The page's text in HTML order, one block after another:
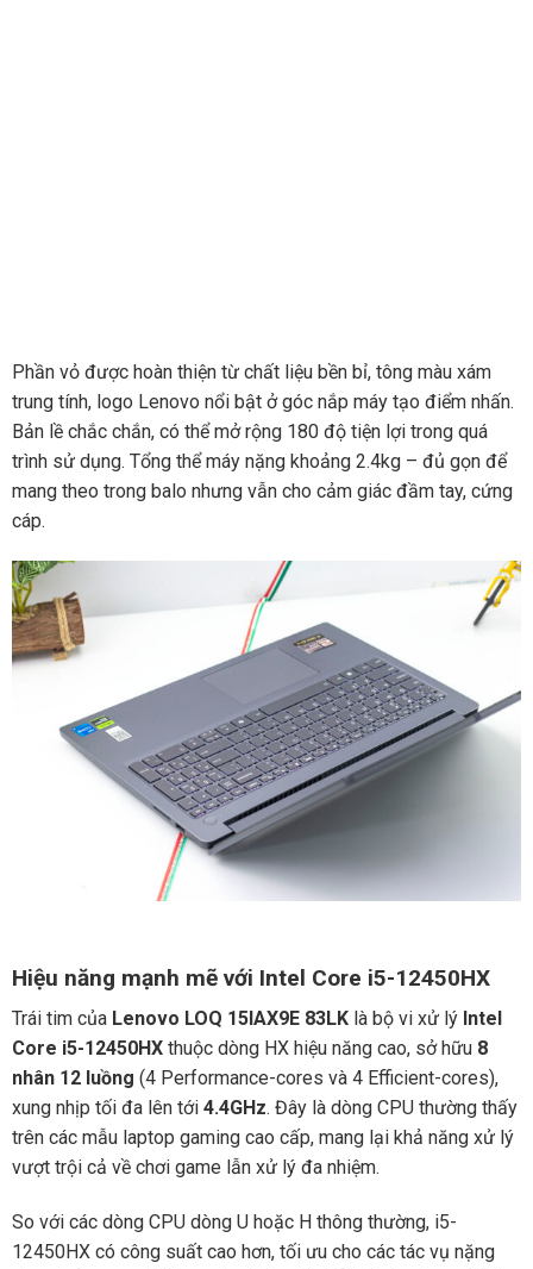
Phần vỏ được hoàn thiện từ chất liệu bền bỉ, tông màu xám
trung tính, logo Lenovo nổi bật ở góc nắp máy tạo điểm nhấn.
Bản lề chắc chắn, có thể mở rộng 180 độ tiện lợi trong quá
trình sử dụng. Tổng thể máy nặng khoảng 2.4kg – đủ gọn để
mang theo trong balo nhưng vẫn cho cảm giác đầm tay, cứng
cáp.
Hiệu năng mạnh mẽ với Intel Core i5-12450HX
Trái tim của Lenovo LOQ 15IAX9E 83LKlà bộ vi xử lý Intel
Core i5-12450HXthuộc dòng HX hiệu năng cao, sở hữu 8
nhân 12 luồng (4 Performance-cores và 4 Efficient-cores),
xung nhịp tối đa lên tới 4.4GHz. Đây là dòng CPU thường thấy
trên các mẫu laptop gaming cao cấp, mang lại khả năng xử lý
vượt trội cả về chơi game lẫn xử lý đa nhiệm.
So với các dòng CPU dòng U hoặc H thông thường, i5-
12450HX có công suất cao hơn, tối ưu cho các tác vụ nặng